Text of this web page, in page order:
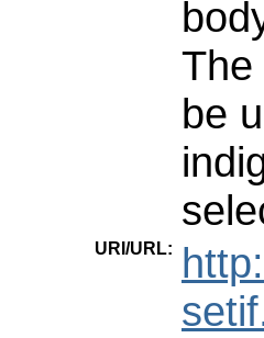
The
be
URI/URL: